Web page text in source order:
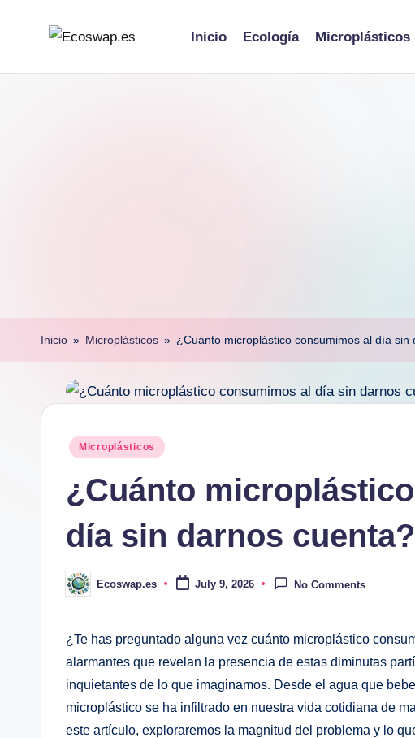
Inicio Ecología Microplásticos
Inicio » Microplásticos » ¿Cuánto microplástico consumimos al día
Posted
Microplásticos
¿Cuánto
día sin darnos
Posted
by
Ecoswap.es July 9, 2026 No Comments
¿Te has preguntado alguna vez cuánto microplástico
alarmantes que revelan la presencia de estas diminutas
inquietantes de lo que imaginamos. Desde el agua que
microplástico se ha infiltrado en nuestra vida cotidiana de
este artículo, exploraremos la magnitud del problema y lo